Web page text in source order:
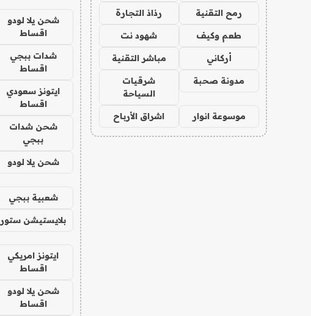
رمح التقنية رذاذ التجارة
طعم وكيف شهود نت
أركاني مباشر التقنية
مدونة صحبة
شرقيات
السياحة
موسوعة انوار اشراق الأرباح
شحن يلا لودو
اقساط
شدات ببجي
اقساط
ايتونز سعودي
اقساط
شحن شدات
ببجي
شحن يلا لودو
شعبية ببجي
بلايستيشن ستور
ايتونز امريكي
اقساط
شحن يلا لودو
اقساط